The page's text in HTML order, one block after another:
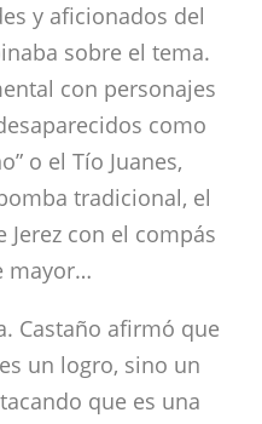
y aficionados del
sobre el tema.
con personajes
como
o el Tío Juanes,
tradicional, el
con el compás
mayor…
Castaño afirmó que
un logro, sino un
que es una